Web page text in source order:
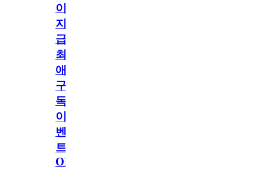
이
지
급!
최
애
구
독
이
벤
트
OPEN!